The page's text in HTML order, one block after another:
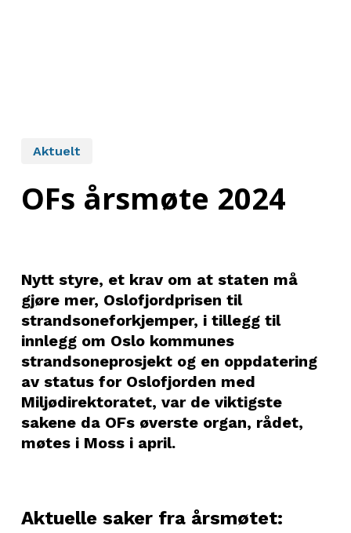
Aktuelt
OFs årsmøte 2024
Nytt styre, et krav om at staten må
gjøre mer, Oslofjordprisen til
strandsoneforkjemper, i tillegg til
innlegg om Oslo kommunes
strandsoneprosjekt og en oppdatering
av status for Oslofjorden med
Miljødirektoratet, var de viktigste
sakene da OFs øverste organ, rådet,
møtes i Moss i april.
Aktuelle saker fra årsmøtet: